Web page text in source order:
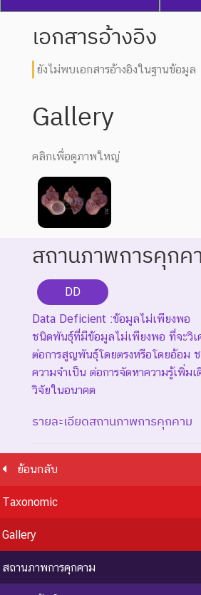
เอกสารอ้างอิง
ยังไม่พบเอกสารอ้างอิงในฐานข้อมูล
Gallery
คลิกเพื่อดูภาพใหญ่
สถานภาพการคุกค
DD
Data Deficient :ข้อมูลไม่เพียงพอ
ชนิดพันธุ์ที่มีข้อมูลไม่เพียงพอ ที่จะวิเค
ต่อการสูญพันธุ์โดยตรงหรือโดยอ้อม
ความจำเป็น ต่อการจัดหาความรู้เพิ่มเ
วิจัยในอนาคต
รายละเอียดสถานภาพการคุกคาม
ระดับความรุนแรง : สูญพันธุ์
EX : Extinct
EW :
สูญพันธุ์
ชนิดพันธุ์ที่
ย้อนกลับ
Taxonomic
Gallery
สถานภาพการคุกคาม